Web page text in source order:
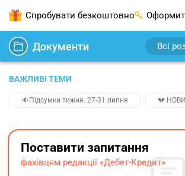
Спробувати безкоштовно
Документи Всі
ВАЖЛИВІ ТЕМИ
🔉Підсумки тижня. 27-31 липня 💔
Поставити запитання
фахівцям редакції «Дебет-Кредит»